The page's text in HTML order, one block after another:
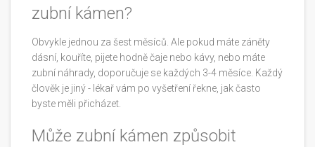
zubní kámen?
Obvykle jednou za šest měsíců. Ale pokud máte záněty
dásní, kouříte, pijete hodně čaje nebo kávy, nebo máte
zubní náhrady, doporučuje se každých 3-4 měsíce. Každý
člověk je jiný - lékař vám po vyšetření řekne, jak často
byste měli přicházet.
Může zubní kámen způsobit